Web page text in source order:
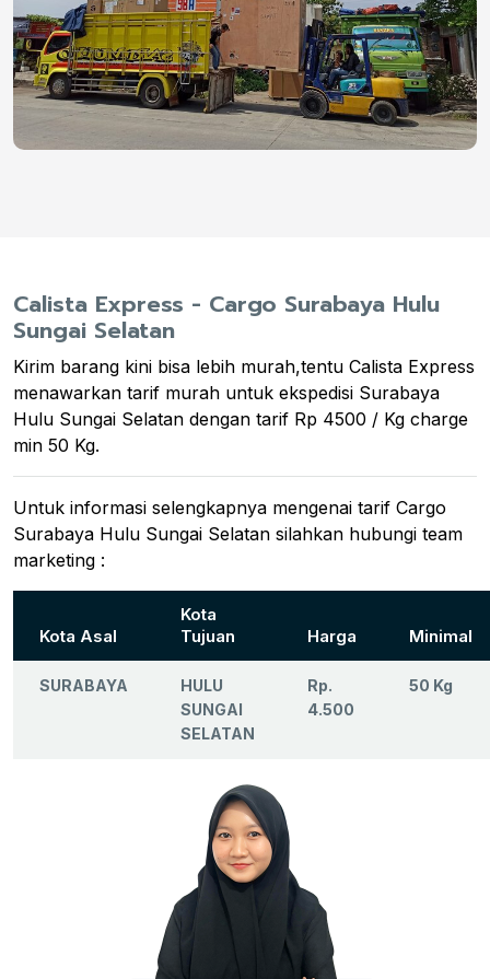
Calista Express - Cargo Surabaya Hulu
Sungai Selatan
Kirim barang kini bisa lebih murah,tentu Calista Express
menawarkan tarif murah untuk ekspedisi Surabaya
Hulu Sungai Selatan dengan tarif Rp 4500 / Kg charge
min 50 Kg.
Untuk informasi selengkapnya mengenai tarif Cargo
Surabaya Hulu Sungai Selatan silahkan hubungi team
marketing :
Kota Asal
Kota
Tujuan
Harga Minimal
SURABAYA
HULU
SUNGAI
SELATAN
Rp.
4.500
50 Kg